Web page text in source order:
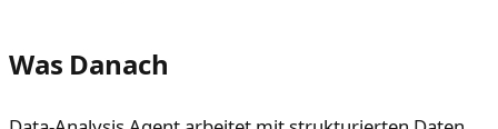
Was Danach